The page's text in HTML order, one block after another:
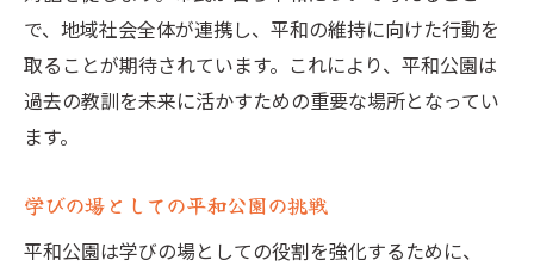
で、地域社会全体が連携し、平和の維持に向けた行動を
取ることが期待されています。これにより、平和公園は
過去の教訓を未来に活かすための重要な場所となってい
ます。
学びの場としての平和公園の挑戦
平和公園は学びの場としての役割を強化するために、